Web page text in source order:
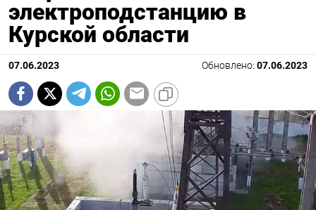
электроподстанцию в
Курской области
07.06.2023 Обновлено: 07.06.2023